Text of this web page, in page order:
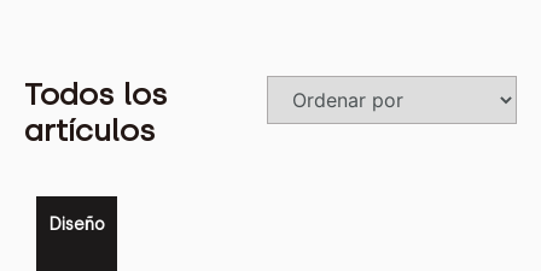
Todos los
artículos
Diseño